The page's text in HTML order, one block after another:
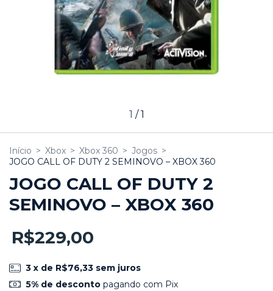
1 /1
Início > Xbox > Xbox 360 > Jogos >
JOGO CALL OF DUTY 2 SEMINOVO – XBOX 360
JOGO CALL OF DUTY 2
SEMINOVO – XBOX 360
R$229,00
3 x de R$76,33 sem juros
5% de descontopagando com Pix